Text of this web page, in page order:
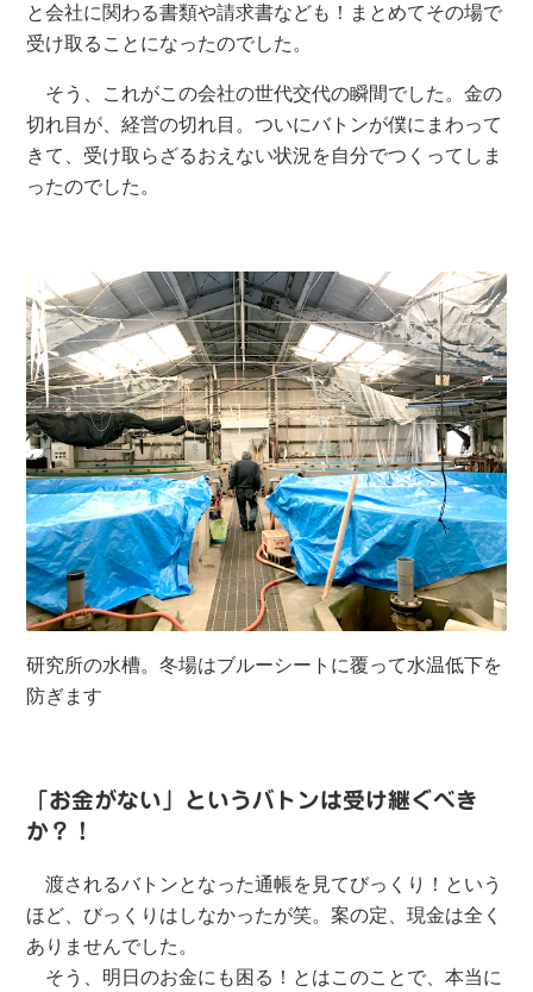
と会社に関わる書類や請求書なども！まとめてその場で
受け取ることになったのでした。
そう、これがこの会社の世代交代の瞬間でした。金の
切れ目が、経営の切れ目。ついにバトンが僕にまわって
きて、受け取らざるおえない状況を自分でつくってしま
ったのでした。
研究所の水槽。冬場はブルーシートに覆って水温低下を
防ぎます
「お金がない」というバトンは受け継ぐべき
か？！
渡されるバトンとなった通帳を見てびっくり！という
ほど、びっくりはしなかったが笑。案の定、現金は全く
ありませんでした。
そう、明日のお金にも困る！とはこのことで、本当に